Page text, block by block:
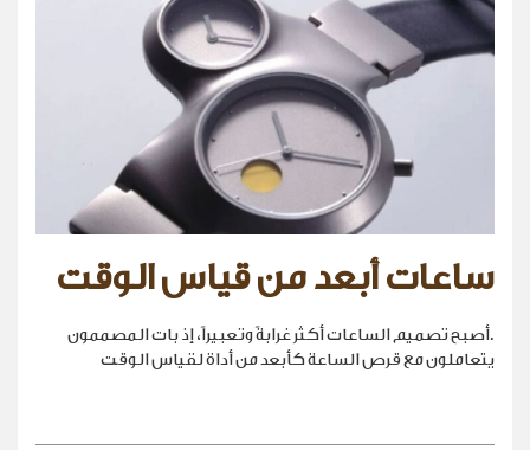
ساعات أبعد من قياس الوقت
.أصبح تصميم الساعات أكثر غرابةً وتعبيراً، إذ بات المصممون
يتعاملون مع قرص الساعة كأبعد من أداة لقياس الوقت